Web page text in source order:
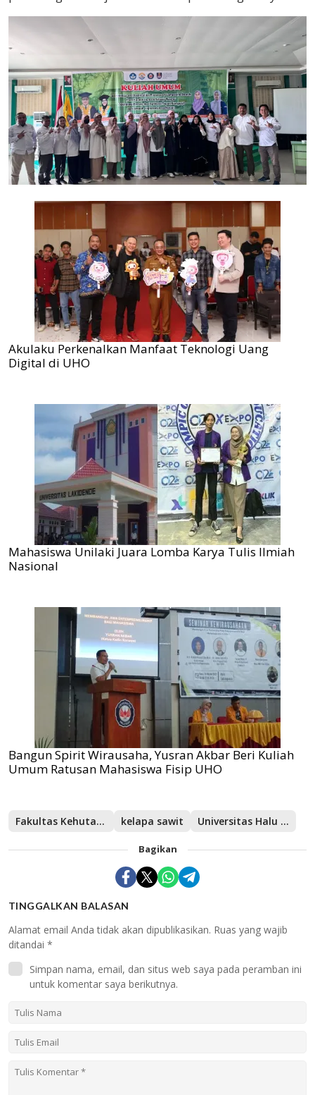
Akulaku Perkenalkan Manfaat Teknologi Uang
Digital di UHO
Mahasiswa Unilaki Juara Lomba Karya Tulis Ilmiah
Nasional
Bangun Spirit Wirausaha, Yusran Akbar Beri Kuliah
Umum Ratusan Mahasiswa Fisip UHO
Fakultas Kehutanan dan Ilmu Lingkungan kelapa sawit Universitas Halu Oleo
Bagikan
TINGGALKAN BALASAN
Alamat email Anda tidak akan dipublikasikan. Ruas yang wajib
ditandai *
Simpan nama, email, dan situs web saya pada peramban ini
untuk komentar saya berikutnya.